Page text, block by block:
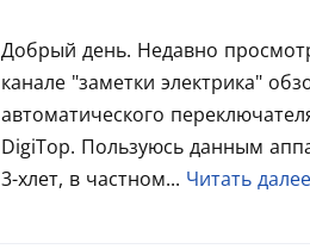
Добрый день. Недавно
канале "заметки электрика"
автоматического
DigiTop. Пользуюсь данным
3-хлет, в частном... Читать далее